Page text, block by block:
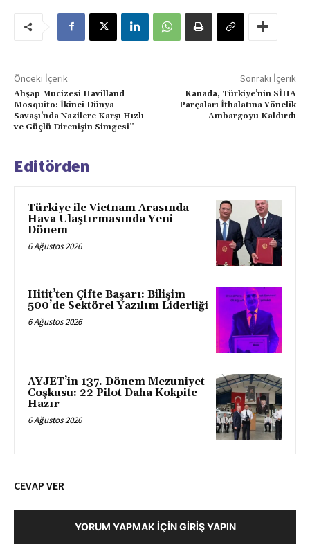
Önceki İçerik
Ahşap Mucizesi Havilland
Mosquito: İkinci Dünya
Savaşı’nda Nazilere Karşı Hızlı
ve Güçlü Direnişin Simgesi”
Sonraki İçerik
Kanada, Türkiye’nin SİHA
Parçaları İthalatına Yönelik
Ambargoyu Kaldırdı
Editörden
Türkiye ile Vietnam Arasında
Hava Ulaştırmasında Yeni
Dönem
6 Ağustos 2026
Hitit’ten Çifte Başarı: Bilişim
500’de Sektörel Yazılım Liderliği
6 Ağustos 2026
AYJET’in 137. Dönem Mezuniyet
Coşkusu: 22 Pilot Daha Kokpite
Hazır
6 Ağustos 2026
CEVAP VER
YORUM YAPMAK İÇIN GIRIŞ YAPIN